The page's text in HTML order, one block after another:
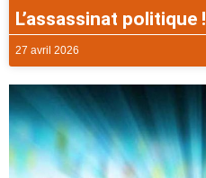
L’assassinat politique !
27 avril 2026